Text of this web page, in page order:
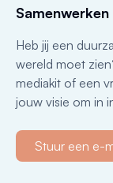
Samenwerken
Heb jij een
wereld moet
mediakit of een
jouw visie om in
Stuur een e-